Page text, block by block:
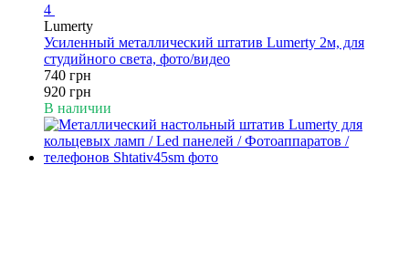
4
Lumerty
Усиленный металлический штатив Lumerty 2м, для
студийного света, фото/видео
740 грн
920 грн
В наличии